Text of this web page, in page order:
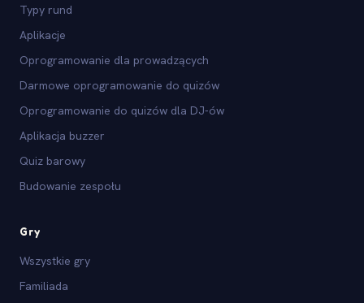
Typy rund
Aplikacje
Oprogramowanie dla prowadzących
Darmowe oprogramowanie do quizów
Oprogramowanie do quizów dla DJ-ów
Aplikacja buzzer
Quiz barowy
Budowanie zespołu
Gry
Wszystkie gry
Familiada